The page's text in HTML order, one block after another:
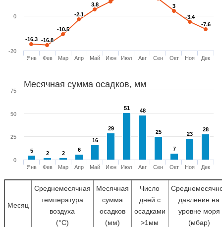
-16.3
-16.3 -16.8
-16.8
-10.5
-10.5
-2.1
-2.1
3.8
3.8 3
3
-3.4
-3.4
-7.6
-7.6
Янв Фев Мар Апр Май Июн Июл Авг Сен Окт Ноя Дек
-20
0
Месячная сумма осадков, мм
5
5 2
2 2
2
6
6
16
16
29
29
51
51 48
48
25
25
7
7
23
23
28
28
Янв Фев Мар Апр Май Июн Июл Авг Сен Окт Ноя Дек
0
25
50
75
Месяц
Среднемесячная
температура
воздуха
(°С)
Месячная
сумма
осадков
(мм)
Число
дней с
осадками
>1мм
давление на
уровне моря
(мбар)